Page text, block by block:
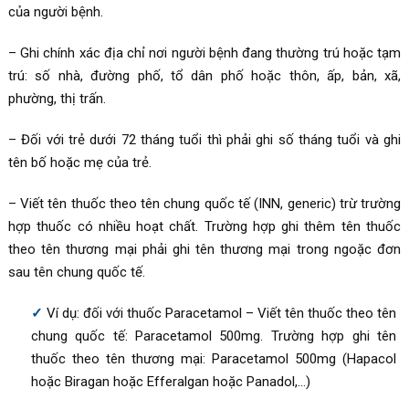
của người bệnh.
– Ghi chính xác địa chỉ nơi người bệnh đang thường trú hoặc tạm
trú: số nhà, đường phố, tổ dân phố hoặc thôn, ấp, bản, xã,
phường, thị trấn.
– Đối với trẻ dưới 72 tháng tuổi thì phải ghi số tháng tuổi và ghi
tên bố hoặc mẹ của trẻ.
– Viết tên thuốc theo tên chung quốc tế (INN, generic) trừ trường
hợp thuốc có nhiều hoạt chất. Trường hợp ghi thêm tên thuốc
theo tên thương mại phải ghi tên thương mại trong ngoặc đơn
sau tên chung quốc tế.
Ví dụ: đối với thuốc Paracetamol – Viết tên thuốc theo tên
chung quốc tế: Paracetamol 500mg. Trường hợp ghi tên
thuốc theo tên thương mại: Paracetamol 500mg (Hapacol
hoặc Biragan hoặc Efferalgan hoặc Panadol,…)